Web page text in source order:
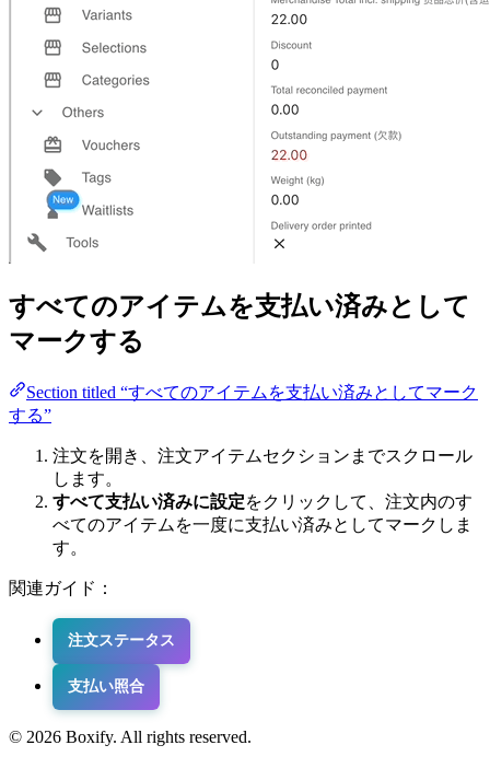
すべてのアイテムを支払い済みとして
マークする
Section titled “すべてのアイテムを支払い済みとしてマーク
する”
注文を開き、注文アイテムセクションまでスクロール
します。
すべて支払い済みに設定をクリックして、注文内のす
べてのアイテムを一度に支払い済みとしてマークしま
す。
関連ガイド：
注文ステータス
支払い照合
© 2026 Boxify. All rights reserved.